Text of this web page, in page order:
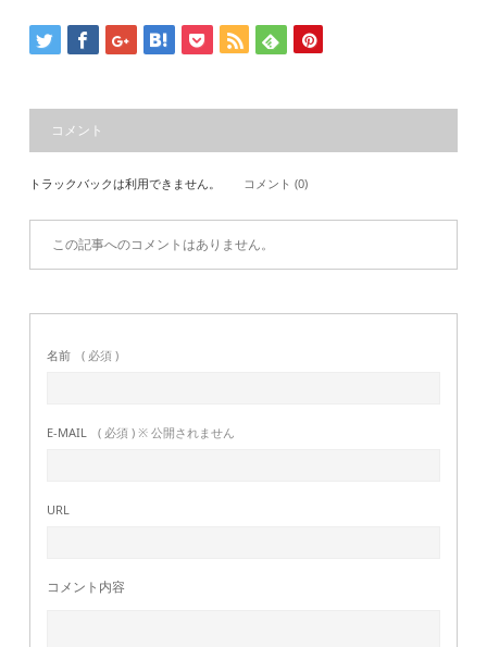
コメント
トラックバックは利用できません。 コメント (0)
この記事へのコメントはありません。
名前 ( 必須 )
E-MAIL ( 必須 ) ※ 公開されません
URL
コメント内容